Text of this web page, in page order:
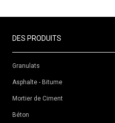
DES PRODUITS
Granulats
Asphalte - Bitume
Mortier de Ciment
Béton